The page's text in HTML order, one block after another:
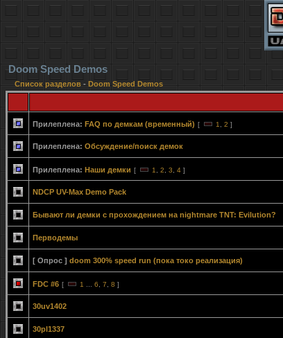
Doom Speed Demos
Список разделов - Doom Speed Demos
Прилеплена: FAQ по демкам (временный) [ 1 2 ]
Прилеплена: Обсуждение/поиск демок
Прилеплена: Наши демки [ 1 2 3 4 ]
NDCP UV-Max Demo Pack
Бывают ли демки с прохождением на nightmare TNT: Evilution?
Перводемы
[ Опрос ] doom 300% speed run (пока токо реализация)
FDC #6 [ 1 6 7 8 ]
30uv1402
30pl1337